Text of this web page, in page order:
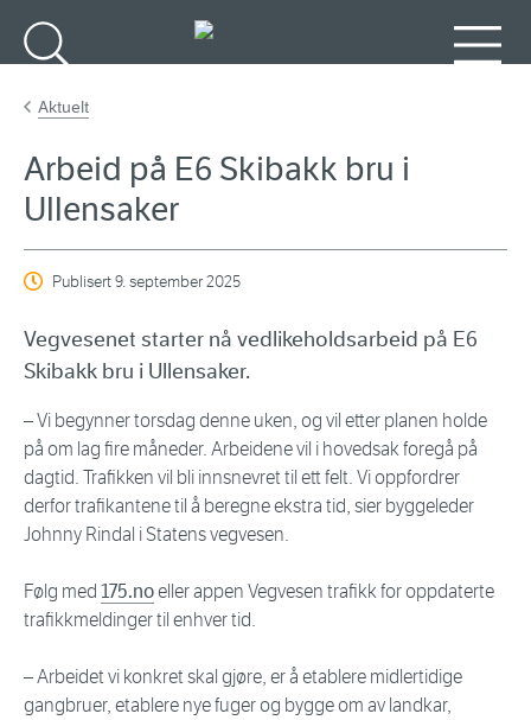
Aktuelt
Arbeid på E6 Skibakk bru i
Ullensaker
Publisert9. september 2025
Vegvesenet starter nå vedlikeholdsarbeid på E6
Skibakk bru i Ullensaker.
– Vi begynner torsdag denne uken, og vil etter planen holde
på om lag fire måneder. Arbeidene vil i hovedsak foregå på
dagtid. Trafikken vil bli innsnevret til ett felt. Vi oppfordrer
derfor trafikantene til å beregne ekstra tid, sier byggeleder
Johnny Rindal i Statens vegvesen.
Følg med 175.noeller appen Vegvesen trafikk for oppdaterte
trafikkmeldinger til enhver tid.
– Arbeidet vi konkret skal gjøre, er å etablere midlertidige
gangbruer, etablere nye fuger og bygge om av landkar,